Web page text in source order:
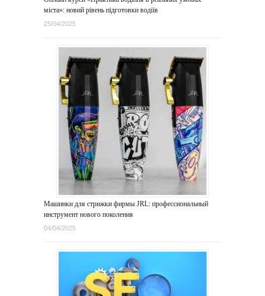
міста»: новий рівень підготовки водіїв
25/04/2025
Машинки для стрижки фирмы JRL: профессиональный
инструмент нового поколения
04/04/2025